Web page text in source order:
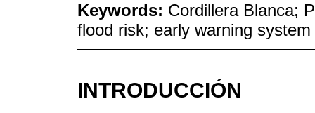
Keywords: Cordillera Blanca;
flood risk; early warning system
INTRODUCCIÓN